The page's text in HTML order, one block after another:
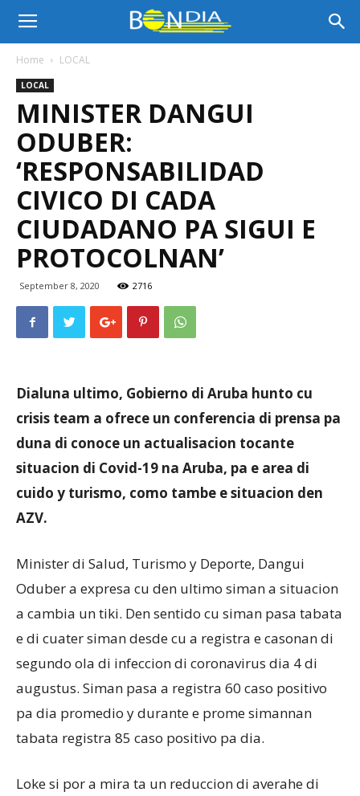
Bon
Dia
Aruba
Noticia
Aruba
Home LOCAL
LOCAL
MINISTER DANGUI
ODUBER:
‘RESPONSABILIDAD
CIVICO DI CADA
CIUDADANO PA SIGUI E
PROTOCOLNAN’
September 8, 2020 2716
Dialuna ultimo, Gobierno di Aruba hunto cu
crisis team a ofrece un conferencia di prensa pa
duna di conoce un actualisacion tocante
situacion di Covid-19 na Aruba, pa e area di
cuido y turismo, como tambe e situacion den
AZV.
Minister di Salud, Turismo y Deporte, Dangui
Oduber a expresa cu den ultimo siman a situacion
a cambia un tiki. Den sentido cu siman pasa tabata
e di cuater siman desde cu a registra e casonan di
segundo ola di infeccion di coronavirus dia 4 di
augustus. Siman pasa a registra 60 caso positivo
pa dia promedio y durante e prome simannan
tabata registra 85 caso positivo pa dia.
Loke si por a mira ta un reduccion di averahe di